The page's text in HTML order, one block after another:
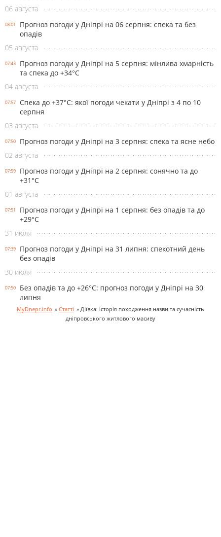
06 августа
08:01
Прогноз погоди у Дніпрі на 06 серпня: спека та без
опадів
05 августа
07:43
Прогноз погоди у Дніпрі на 5 серпня: мінлива хмарність
та спека до +34°С
04 августа
07:57
Спека до +37°С: якої погоди чекати у Дніпрі з 4 по 10
серпня
03 августа
07:50
Прогноз погоди у Дніпрі на 3 серпня: спека та ясне небо
02 августа
07:59
Прогноз погоди у Дніпрі на 2 серпня: сонячно та до
+31°С
01 августа
07:51
Прогноз погоди у Дніпрі на 1 серпня: без опадів та до
+29°С
31 июля
07:39
Прогноз погоди у Дніпрі на 31 липня: спекотний день
без опадів
30 июля
07:50
Без опадів та до +26°С: прогноз погоди у Дніпрі на 30
липня
MyDnepr.info » Статті » Діївка: історія походження назви та сучасність
дніпровського житлового масиву